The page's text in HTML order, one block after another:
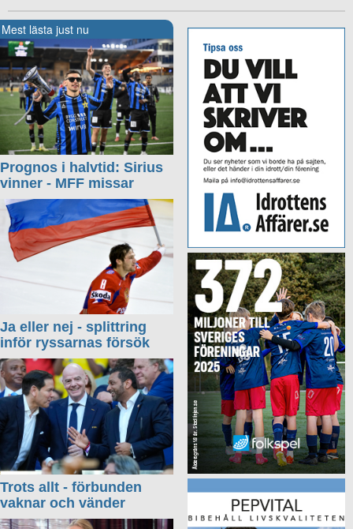
Mest lästa just nu
Prognos i halvtid: Sirius
vinner - MFF missar
Ja eller nej - splittring
inför ryssarnas försök
Trots allt - förbunden
vaknar och vänder